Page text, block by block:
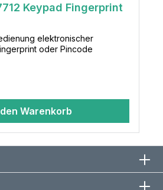
Keypad Fingerprint
elektronischer
oder Pincode
Warenkorb